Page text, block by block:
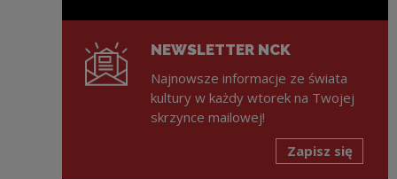
NEWSLETTER NCK
Najnowsze informacje ze świata
kultury w każdy wtorek na Twojej
skrzynce mailowej!
Zapisz się